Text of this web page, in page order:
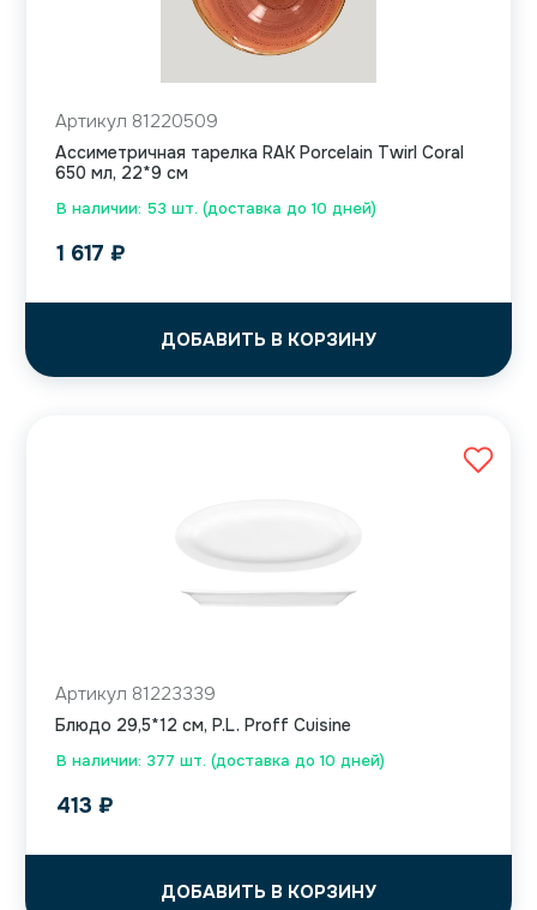
В наличии: 53 шт. (доставка до 10 дней)
Артикул 81220509
Ассиметричная тарелка RAK Porcelain Twirl Coral
650 мл, 22*9 см
1 617 ₽
ДОБАВИТЬ В КОРЗИНУ
В наличии: 377 шт. (доставка до 10 дней)
Артикул 81223339
Блюдо 29,5*12 см, P.L. Proff Cuisine
413 ₽
ДОБАВИТЬ В КОРЗИНУ